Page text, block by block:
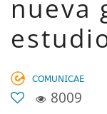
nueva
𝖢𝖮𝖬𝖴𝖭𝖨𝖢𝖠𝖤
8009